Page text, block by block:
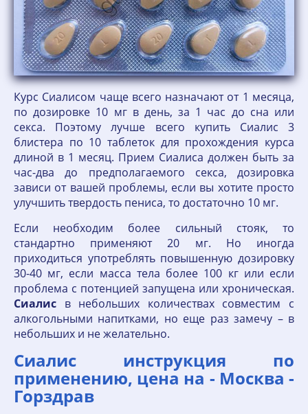
Курс Сиалисом чаще всего назначают от 1 месяца,
по дозировке 10 мг в день, за 1 час до сна или
секса. Поэтому лучше всего купить Сиалис 3
блистера по 10 таблеток для прохождения курса
длиной в 1 месяц. Прием Сиалиса должен быть за
час-два до предполагаемого секса, дозировка
зависи от вашей проблемы, если вы хотите просто
улучшить твердость пениса, то достаточно 10 мг.
Если необходим более сильный стояк, то
стандартно применяют 20 мг. Но иногда
приходиться употреблять повышенную дозировку
30-40 мг, если масса тела более 100 кг или если
проблема с потенцией запущена или хроническая.
Сиалис в небольших количествах совместим с
алкогольными напитками, но еще раз замечу – в
небольших и не желательно.
Сиалис инструкция по
применению, цена на - Москва -
Горздрав